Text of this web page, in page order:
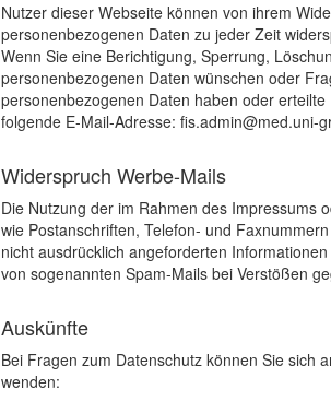
Nutzer dieser Webseite können von ihrem
personenbezogenen Daten zu jeder Zeit
Wenn Sie eine Berichtigung, Sperrung,
personenbezogenen Daten wünschen oder
personenbezogenen Daten haben oder
folgende E-Mail-Adresse: fis.admin@med.uni-
Widerspruch Werbe-Mails
Die Nutzung der im Rahmen des Impressums
wie Postanschriften, Telefon- und
nicht ausdrücklich angeforderten
von sogenannten Spam-Mails bei Verstößen
Auskünfte
Bei Fragen zum Datenschutz können Sie sich
wenden: